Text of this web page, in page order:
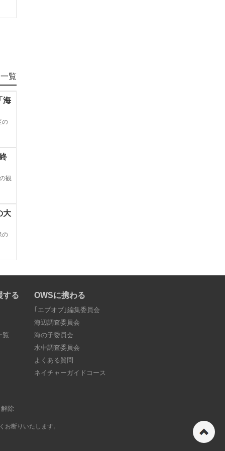
海
洋
ご
プ
ェ
ク
の
一覧
海
の
観
大
の
する
覧
OWSに携わる
｢エブオブ｣編集委員会
海辺調査委員会
海の子委員会
水中調査委員会
よくある質問
ネイチャーガイドコース
除
断りいたします。